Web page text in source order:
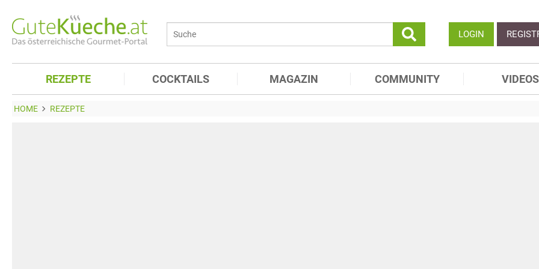
LOGIN
REZEPTE COCKTAILS MAGAZIN COMMUNITY VIDEOS
HOME REZEPTE